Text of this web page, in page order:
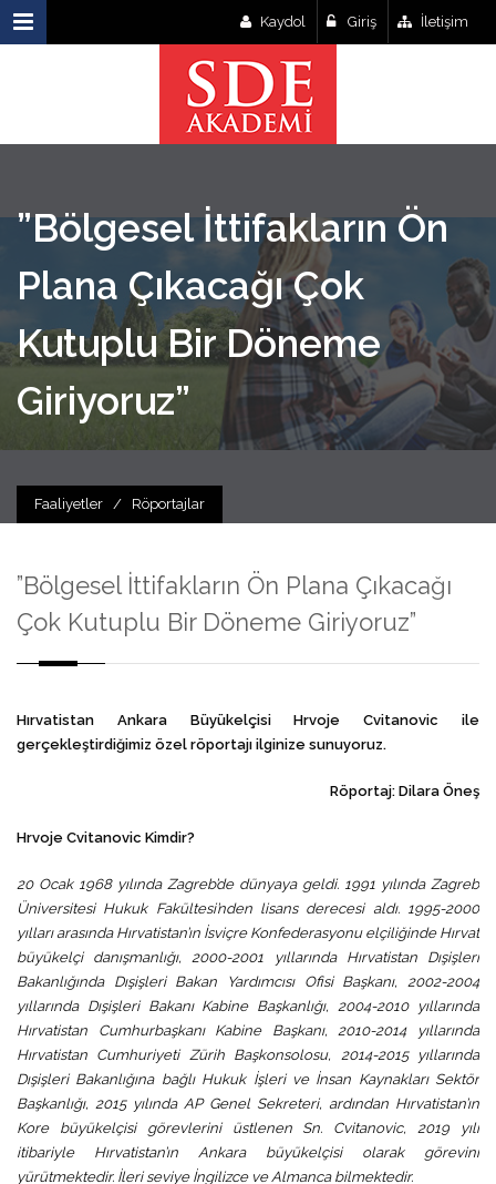
Kaydol Giriş İletişim
”Bölgesel İttifakların Ön
Plana Çıkacağı Çok
Kutuplu Bir Döneme
Giriyoruz”
Faaliyetler / Röportajlar
”Bölgesel İttifakların Ön Plana Çıkacağı
Çok Kutuplu Bir Döneme Giriyoruz”
Hırvatistan Ankara Büyükelçisi Hrvoje Cvitanovic ile
gerçekleştirdiğimiz özel röportajı ilginize sunuyoruz.
Röportaj: Dilara Öneş
Hrvoje Cvitanovic Kimdir?
20 Ocak 1968 yılında Zagreb’de dünyaya geldi. 1991 yılında Zagreb
Üniversitesi Hukuk Fakültesi’nden lisans derecesi aldı. 1995-2000
yılları arasında Hırvatistan’ın İsviçre Konfederasyonu elçiliğinde Hırvat
büyükelçi danışmanlığı, 2000-2001 yıllarında Hırvatistan Dışişleri
Bakanlığında Dışişleri Bakan Yardımcısı Ofisi Başkanı, 2002-2004
yıllarında Dışişleri Bakanı Kabine Başkanlığı, 2004-2010 yıllarında
Hırvatistan Cumhurbaşkanı Kabine Başkanı, 2010-2014 yıllarında
Hırvatistan Cumhuriyeti Zürih Başkonsolosu, 2014-2015 yıllarında
Dışişleri Bakanlığına bağlı Hukuk İşleri ve İnsan Kaynakları Sektör
Başkanlığı, 2015 yılında AP Genel Sekreteri, ardından Hırvatistan’ın
Kore büyükelçisi görevlerini üstlenen Sn. Cvitanovic, 2019 yılı
itibariyle Hırvatistan’ın Ankara büyükelçisi olarak görevini
yürütmektedir. İleri seviye İngilizce ve Almanca bilmektedir.